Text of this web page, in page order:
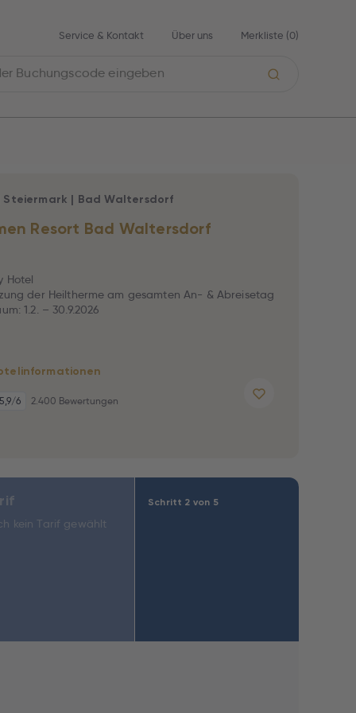
Service & Kontakt Über uns Merkliste (0)
Resort Bad Waltersdorf
Steiermark | Bad Waltersdorf
Hotel
der Heiltherme am gesamten An- & Abreisetag
1.2. – 30.9.2026
5,9/6 2.400 Bewertungen
Schritt 2 von 5
kein Tarif gewählt